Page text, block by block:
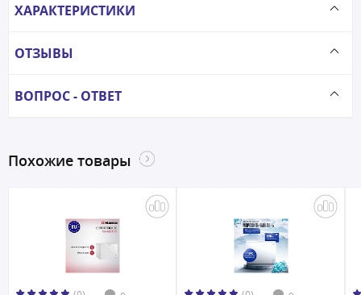
ХАРАКТЕРИСТИКИ
ОТЗЫВЫ
ВОПРОС - ОТВЕТ
Похожие товары